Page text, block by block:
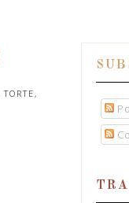
TORTE ,